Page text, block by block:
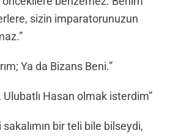
sizin imparatorunuzun
Ya da Bizans Beni.”
Ulubatlı Hasan olmak isterdim”
bir teli bile bilseydi,